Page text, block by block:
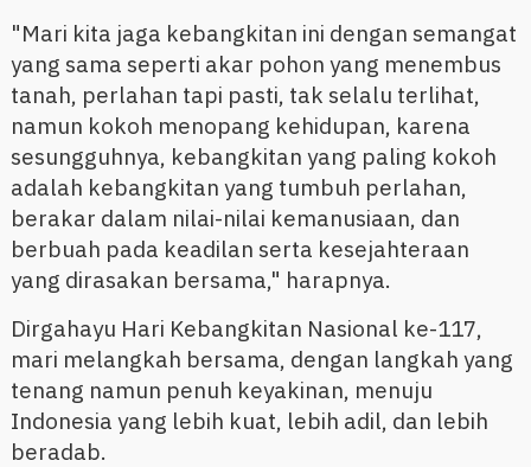
"Mari kita jaga kebangkitan ini dengan semangat
yang sama seperti akar pohon yang menembus
tanah, perlahan tapi pasti, tak selalu terlihat,
namun kokoh menopang kehidupan, karena
sesungguhnya, kebangkitan yang paling kokoh
adalah kebangkitan yang tumbuh perlahan,
berakar dalam nilai-nilai kemanusiaan, dan
berbuah pada keadilan serta kesejahteraan
yang dirasakan bersama," harapnya.
Dirgahayu Hari Kebangkitan Nasional ke-117,
mari melangkah bersama, dengan langkah yang
tenang namun penuh keyakinan, menuju
Indonesia yang lebih kuat, lebih adil, dan lebih
beradab.